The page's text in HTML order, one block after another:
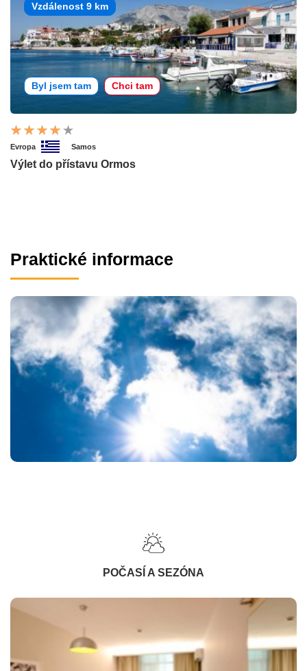
Vzdálenost 9 km
Byl jsem tam Chci tam
Evropa Samos
Výlet do přístavu Ormos
Praktické informace
POČASÍ A SEZÓNA